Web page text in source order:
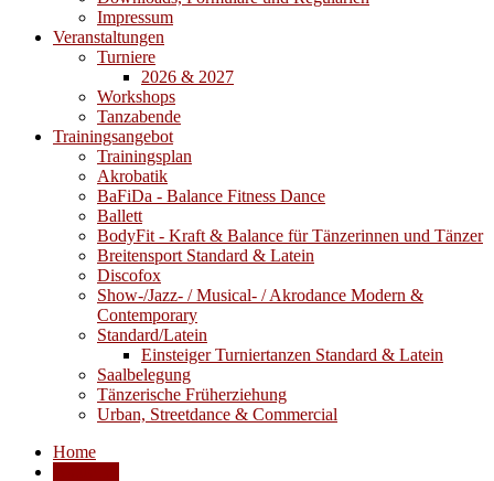
Impressum
Veranstaltungen
Turniere
2026 & 2027
Workshops
Tanzabende
Trainingsangebot
Trainingsplan
Akrobatik
BaFiDa - Balance Fitness Dance
Ballett
BodyFit - Kraft & Balance für Tänzerinnen und Tänzer
Breitensport Standard & Latein
Discofox
Show-/Jazz- / Musical- / Akrodance Modern &
Contemporary
Standard/Latein
Einsteiger Turniertanzen Standard & Latein
Saalbelegung
Tänzerische Früherziehung
Urban, Streetdance & Commercial
Home